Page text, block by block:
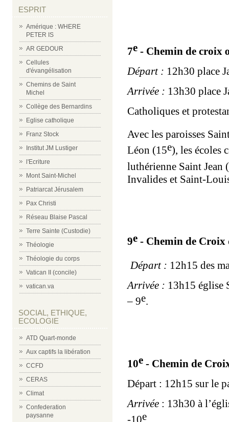
ESPRIT
Amérique : WHERE
PETER IS
AR GEDOUR
Cellules
d'évangélisation
Chemins de Saint
Michel
Collège des Bernardins
Eglise catholique
Franz Stock
Institut JM Lustiger
l'Ecriture
Mont Saint-Michel
Patriarcat Jérusalem
Pax Christi
Réseau Blaise Pascal
Terre Sainte (Custodie)
Théologie
Théologie du corps
Vatican II (concile)
vatican.va
SOCIAL, ETHIQUE,
ECOLOGIE
ATD Quart-monde
Aux captifs la libération
CCFD
CERAS
Climat
Confederation
paysanne
7e - Chemin de croix
Départ : 12h30 place
Arrivée : 13h30 place
Catholiques et
Avec les paroisses
Léon (15e), les écoles
luthérienne Saint Jean
Invalides et Saint-
9e - Chemin de
Départ : 12h15 des
Arrivée : 13h15 église
– 9e.
10e - Chemin de
Départ : 12h15 sur le
Arrivée : 13h30 à
-10e